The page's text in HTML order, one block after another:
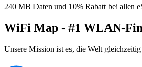
240 MB Daten und 10% Rabatt bei allen
WiFi Map - #1 WLAN-
Unsere Mission ist es, die Welt